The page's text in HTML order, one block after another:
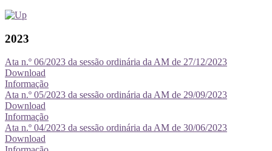
2023
Ata n.º 06/2023 da sessão ordinária da AM de 27/12/2023
Download
Informação
Ata n.º 05/2023 da sessão ordinária da AM de 29/09/2023
Download
Informação
Ata n.º 04/2023 da sessão ordinária da AM de 30/06/2023
Download